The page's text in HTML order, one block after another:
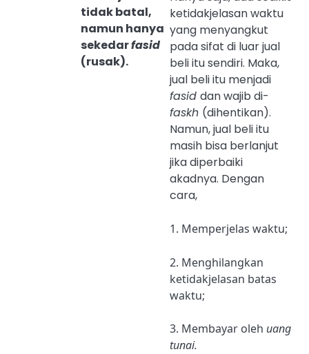
tidak batal,
namun hanya
sekedarfasid
(rusak).
ketidakjelasan waktu
yang menyangkut
pada sifat di luar jual
beli itu sendiri. Maka,
jual beli itu menjadi
fasid dan wajib di-
faskh (dihentikan).
Namun, jual beli itu
masih bisa berlanjut
jika diperbaiki
akadnya. Dengan
cara,
1. Memperjelas waktu;
2. Menghilangkan
ketidakjelasan batas
waktu;
3. Membayar oleh uang
tunai.